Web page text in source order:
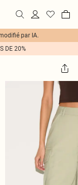
par IA.
DE 20%